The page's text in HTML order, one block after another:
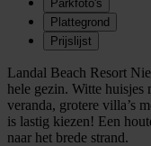
Parkfoto's
Plattegrond
Prijslijst
Landal Beach Resort
hele gezin. Witte huisjes
veranda, grotere villa’s
is lastig kiezen! Een
naar het brede strand.